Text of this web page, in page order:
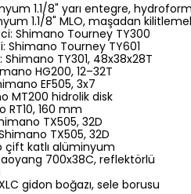
1.1/8" yarı entegre,
1.1/8" MLO, maşadan
Shimano Tourney TY300
Shimano Tourney TY601
Shimano TY301, 48x38x28T
HG200, 12–32T
EF505, 3x7
MT200 hidrolik disk
RT10, 160 mm
TX505, 32D
TX505, 32D
çift katlı alüminyum
700x38C, reflektörlü
gidon boğazı, sele borusu